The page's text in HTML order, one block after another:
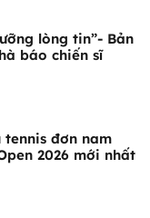
lòng tin”- Bản
báo chiến sĩ
đơn nam
2026 mới nhất